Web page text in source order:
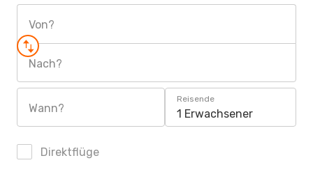
Von?
Nach?
Wann?
Reisende
1 Erwachsener
Direktflüge